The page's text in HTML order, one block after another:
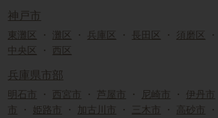
神戸市
東灘区 ・ 灘区 ・ 兵庫区 ・ 長田区 ・ 須磨区 ・
中央区
・ 西区
兵庫県市部
明石市 ・ 西宮市 ・ 芦屋市 ・ 尼崎市 ・ 伊丹市
・ 姫路市 ・ 加古川市 ・ 三木市 ・ 高砂市 ・